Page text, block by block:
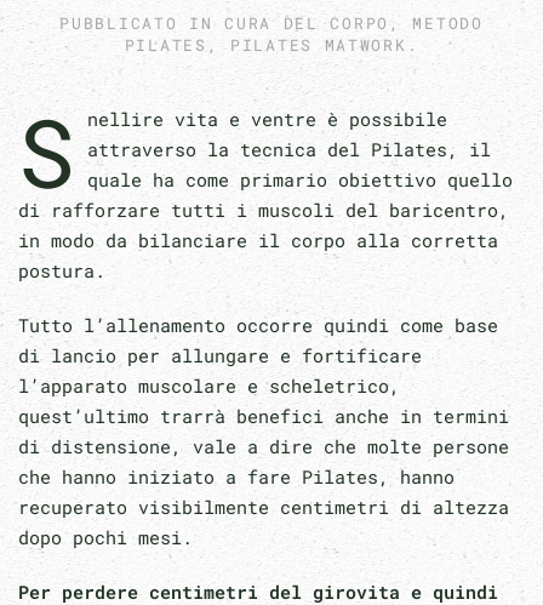
PUBBLICATO INCURA DEL CORPO , METODO
PILATES , PILATES MATWORK .
S nellire vita e ventre è possibile
attraverso la tecnica del Pilates, il
quale ha come primario obiettivo quello
di rafforzare tutti i muscoli del baricentro,
in modo da bilanciare il corpo alla corretta
postura.
Tutto l’allenamento occorre quindi come base
di lancio per allungare e fortificare
l’apparato muscolare e scheletrico,
quest’ultimo trarrà benefici anche in termini
di distensione, vale a dire che molte persone
che hanno iniziato a fare Pilates, hanno
recuperato visibilmente centimetri di altezza
dopo pochi mesi.
Per perdere centimetri del girovita e quindi